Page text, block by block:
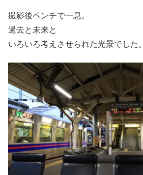
撮影後ベンチで一息。
過去と未来と
いろいろ考えさせられた光景でした。